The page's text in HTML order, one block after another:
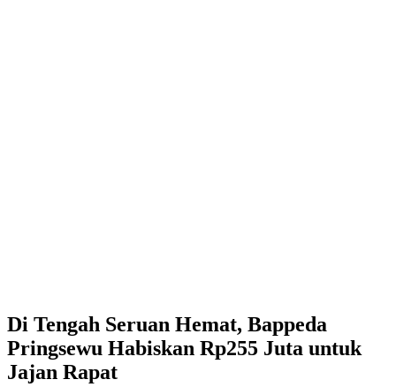
Di Tengah Seruan Hemat, Bappeda
Pringsewu Habiskan Rp255 Juta untuk
Jajan Rapat